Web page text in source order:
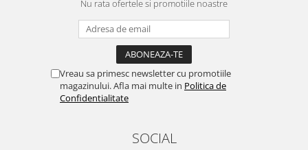
Nu rata ofertele si promotiile noastre
Vreau sa primesc newsletter cu promotiile
magazinului. Afla mai multe in Politica de
Confidentialitate
SOCIAL